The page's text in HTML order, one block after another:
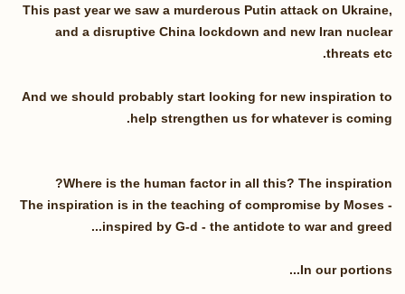
This past year we saw a murderous Putin attack on Ukraine,
and a disruptive China lockdown and new Iran nuclear
threats etc.
And we should probably start looking for new inspiration to
help strengthen us for whatever is coming.
Where is the human factor in all this? The inspiration?
The inspiration is in the teaching of compromise by Moses -
inspired by G-d - the antidote to war and greed...
In our portions...